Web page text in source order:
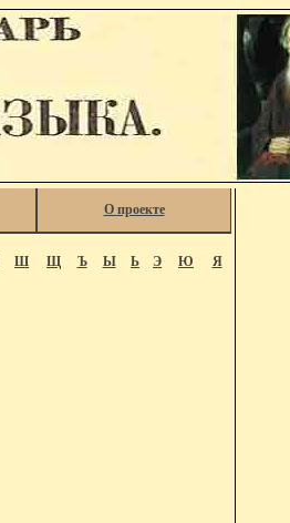
О проекте
Ш Щ Ъ Ы Ь Э Ю Я